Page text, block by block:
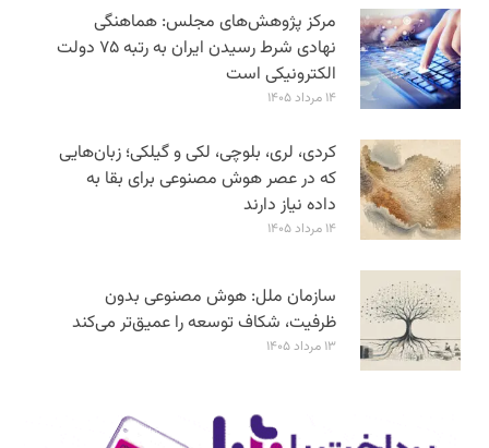
مرکز پژوهش‌های مجلس: هماهنگی
نهادی شرط رسیدن ایران به رتبه ۷۵ دولت
الکترونیکی است
۱۴ مرداد ۱۴۰۵
کردی، لری، بلوچی، لکی و گیلکی؛ زبان‌هایی
که در عصر هوش مصنوعی برای بقا به
داده نیاز دارند
۱۴ مرداد ۱۴۰۵
سازمان ملل: هوش مصنوعی بدون
ظرفیت، شکاف توسعه را عمیق‌تر می‌کند
۱۳ مرداد ۱۴۰۵